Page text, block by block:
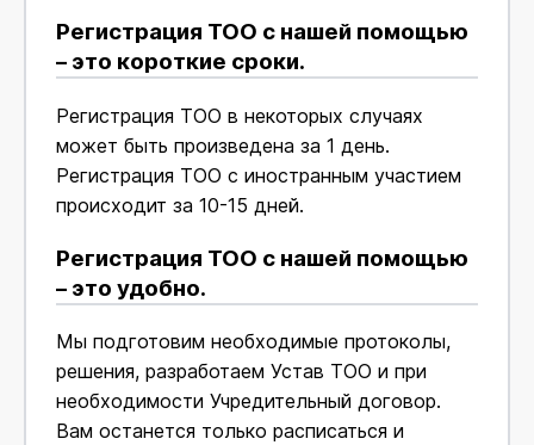
Регистрация ТОО с нашей помощью
– это короткие сроки.
Регистрация ТОО в некоторых случаях
может быть произведена за 1 день.
Регистрация ТОО с иностранным участием
происходит за 10-15 дней.
Регистрация ТОО с нашей помощью
– это удобно.
Мы подготовим необходимые протоколы,
решения, разработаем Устав ТОО и при
необходимости Учредительный договор.
Вам останется только расписаться и